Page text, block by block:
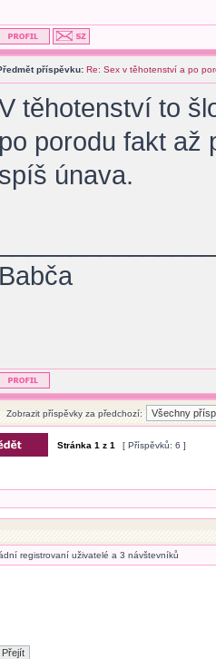
příspěvku: Re: Sex v těhotenství a po
těhotenství to
po porodu fakt až
spíš únava.
Babča
Zobrazit příspěvky za předchozí:
Stránka1 z1 [ Příspěvků: 6 ]
registrovaní uživatelé a 3 návštevníků